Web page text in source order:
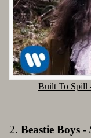
Built To Spill
2. Beastie Boys -